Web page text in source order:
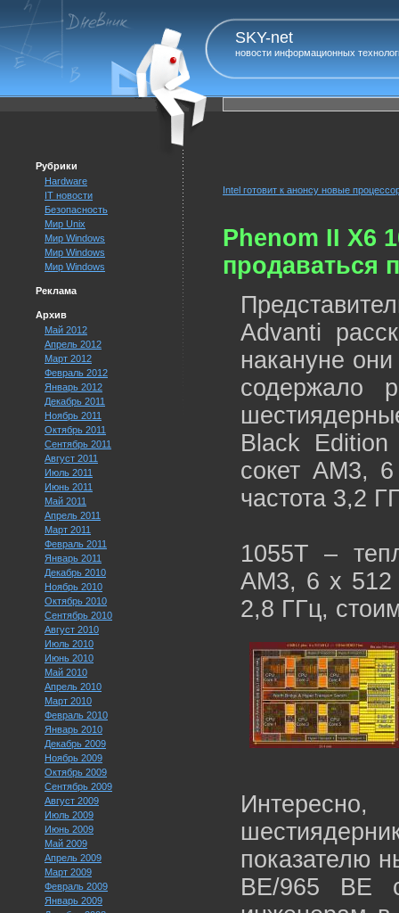
SKY-net
новости информационных
Рубрики
Hardware
IT новости
Безопасность
Мир Unix
Мир Windows
Мир Windows
Мир Windows
Реклама
Архив
Май 2012
Апрель 2012
Март 2012
Февраль 2012
Январь 2012
Декабрь 2011
Ноябрь 2011
Октябрь 2011
Сентябрь 2011
Август 2011
Июль 2011
Июнь 2011
Май 2011
Апрель 2011
Март 2011
Февраль 2011
Январь 2011
Декабрь 2010
Ноябрь 2010
Октябрь 2010
Сентябрь 2010
Август 2010
Июль 2010
Июнь 2010
Май 2010
Апрель 2010
Март 2010
Февраль 2010
Январь 2010
Декабрь 2009
Ноябрь 2009
Октябрь 2009
Сентябрь 2009
Август 2009
Июль 2009
Июнь 2009
Май 2009
Апрель 2009
Март 2009
Февраль 2009
Январь 2009
Intel готовит к анонсу новые
Phenom II X6
продаваться
Advanti
накануне
содержало
Black Edition
сокет AM3,
частота 3,2
1055T –
AM3, 6 х
2,8 ГГц,
показателю
BE/965 BE